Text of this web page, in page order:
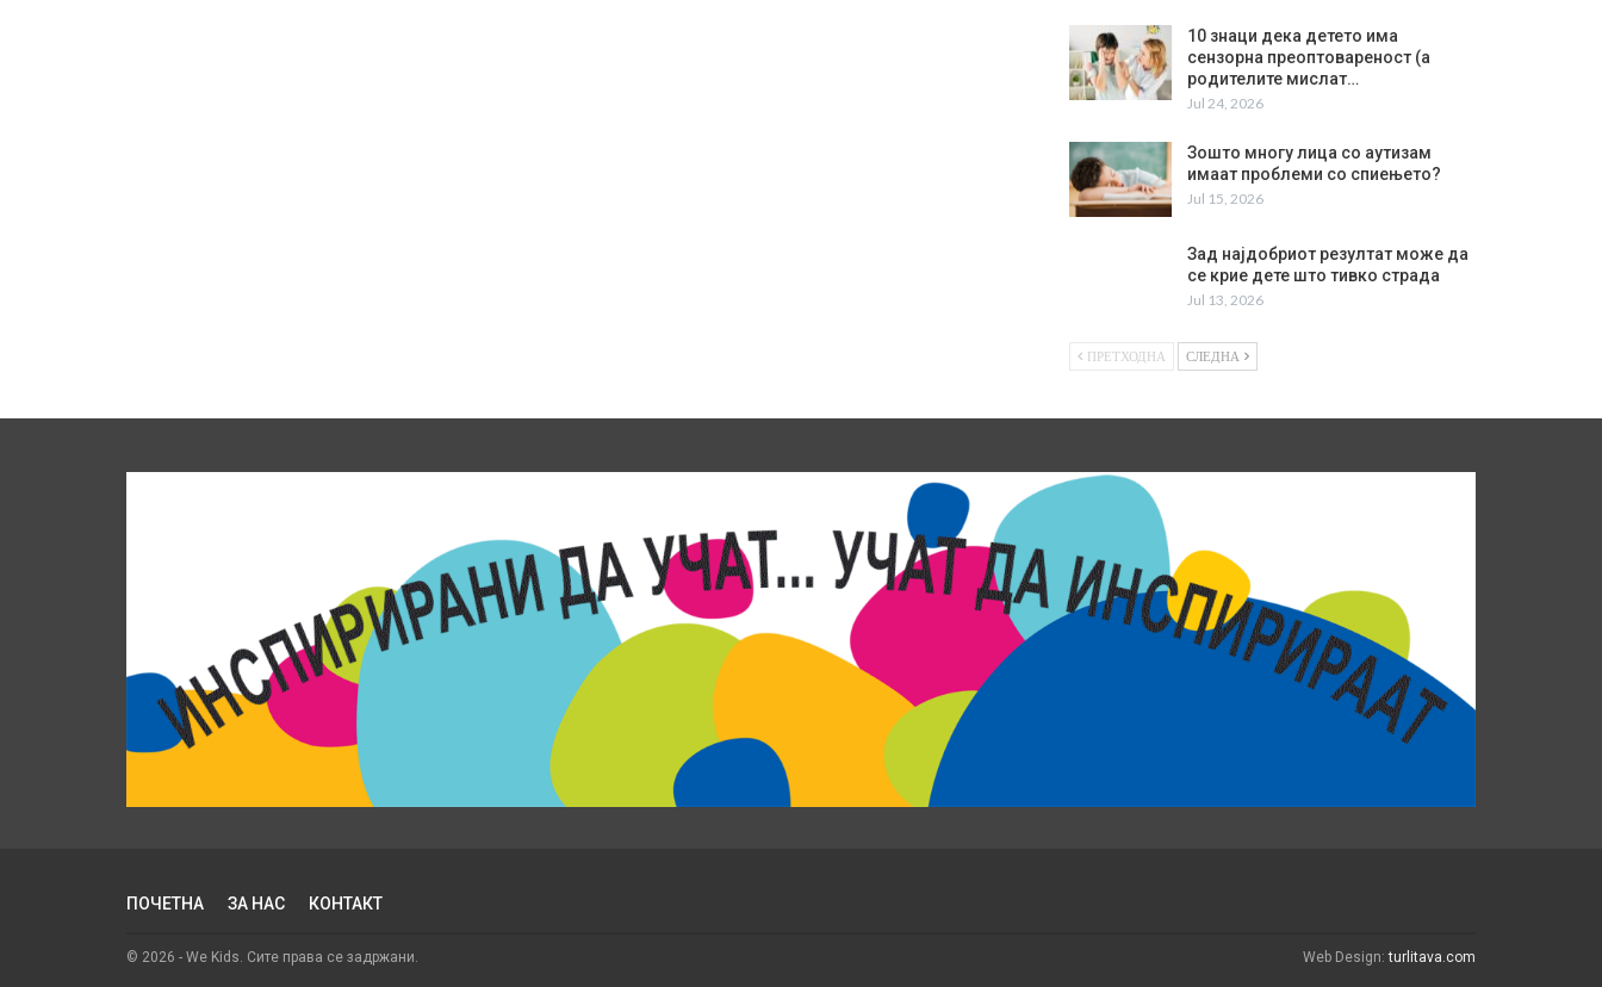
10 знаци дека детето има
сензорна преоптовареност (а
родителите мислат…
Jul 24, 2026
Зошто многу лица со аутизам
имаат проблеми со спиењето?
Jul 15, 2026
Зад најдобриот резултат може да
се крие дете што тивко страда
Jul 13, 2026
ПРЕТХОДНА СЛЕДНА
ПОЧЕТНА ЗА НАС КОНТАКТ
© 2026 - We Kids. Сите права се задржани. Web Design:turlitava.com